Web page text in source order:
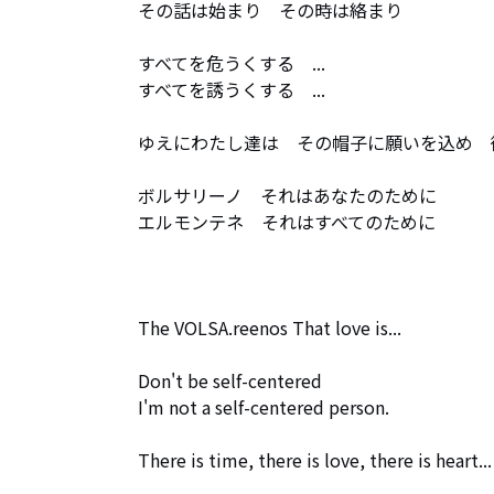
その話は始まり　その時は絡まり
すべてを危うくする　...
すべてを誘うくする　...
ゆえにわたし達は　その帽子に願いを込め
ボルサリーノ　それはあなたのために
エルモンテネ　それはすべてのために
The VOLSA.reenos That love is...
Don't be self-centered
I'm not a self-centered person.
There is time, there is love, there is heart...